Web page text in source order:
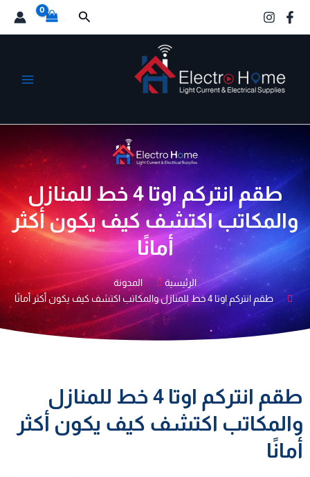
البحث
طقم انتركم اوتا 4 خط للمنازل
والمكاتب اكتشف كيف يكون أكثر
أمانًا
الرئيسية
المدونة
طقم انتركم اوتا 4 خط للمنازل والمكاتب اكتشف كيف يكون أكثر أمانًا
طقم انتركم اوتا 4 خط للمنازل
والمكاتب اكتشف كيف يكون أكثر
أمانًا